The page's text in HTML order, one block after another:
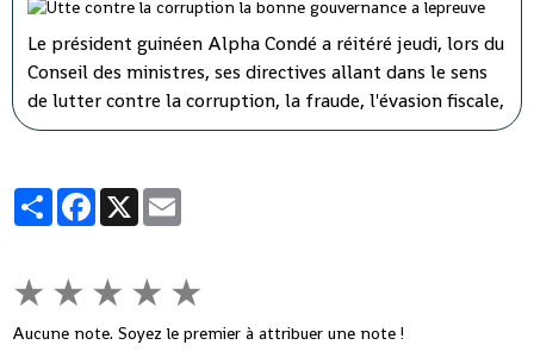
Le président guinéen Alpha Condé a réitéré jeudi, lors du
Conseil des ministres, ses directives allant dans le sens
de lutter contre la corruption, la fraude, l'évasion fiscale,
le népotisme, le laisser-aller et tous ces fléaux qui
développement rapide de son pays.
PartagerFacebook
X
★ ★ ★ ★ ★
Aucune note. Soyez le premier à attribuer une note !